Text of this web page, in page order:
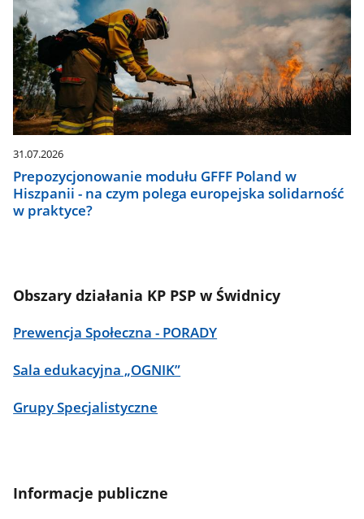
31.07.2026
Prepozycjonowanie modułu GFFF Poland w
Hiszpanii - na czym polega europejska solidarność
w praktyce?
Obszary działania KP PSP w Świdnicy
Prewencja Społeczna - PORADY
Sala edukacyjna „OGNIK”
Grupy Specjalistyczne
Informacje publiczne